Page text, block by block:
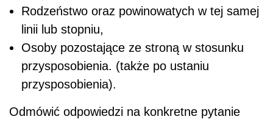
Rodzeństwo oraz powinowatych w tej samej
linii lub stopniu,
Osoby pozostające ze stroną w stosunku
przysposobienia. (także po ustaniu
przysposobienia).
Odmówić odpowiedzi na konkretne pytanie